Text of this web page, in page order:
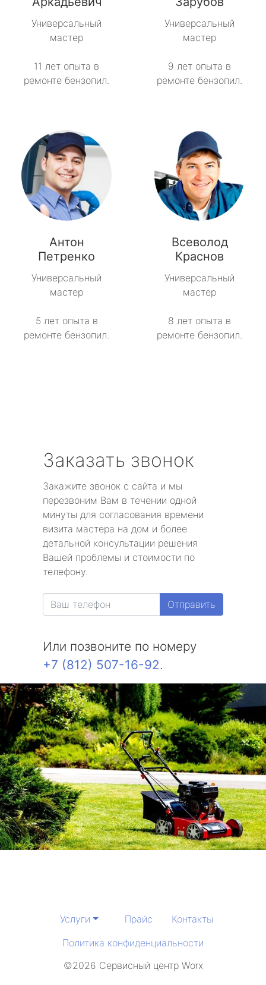
Универсальный
мастер
11 лет опыта в
ремонте бензопил.
Универсальный
мастер
9 лет опыта в
ремонте бензопил.
Антон
Петренко
Универсальный
мастер
5 лет опыта в
ремонте бензопил.
Всеволод
Краснов
Универсальный
мастер
8 лет опыта в
ремонте бензопил.
Заказать звонок
Закажите звонок с сайта и мы
перезвоним Вам в течении одной
минуты для согласования времени
визита мастера на дом и более
детальной консультации решения
Вашей проблемы и стоимости по
телефону.
Отправить
Или позвоните по номеру
+7 (812) 507-16-92.
Услуги Прайс
Контакты
Политика конфиденциальности
©2026 Сервисный центр Worx